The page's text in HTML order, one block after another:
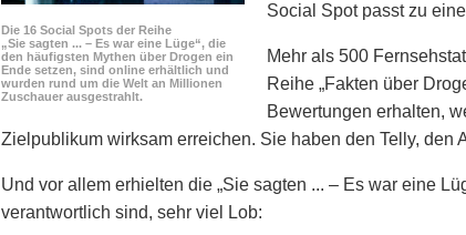
Die 16 Social Spots der Reihe
„Sie sagten ... – Es war eine Lüge“, die
den häufigsten Mythen über Drogen ein
Ende setzen, sind online erhältlich und
wurden rund um die Welt an Millionen
Zuschauer ausgestrahlt.
Social Spot passt zu
Mehr als 500
Reihe „Fakten über
Bewertungen erhalten,
Zielpublikum wirksam erreichen. Sie haben den Telly, den
Und vor allem erhielten die „Sie sagten ... – Es war eine
verantwortlich sind, sehr viel Lob: